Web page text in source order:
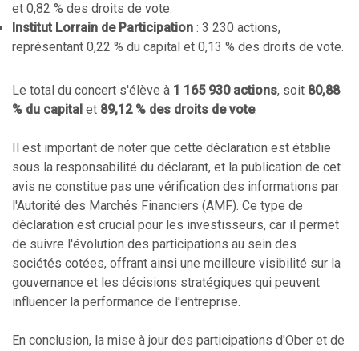
et 0,82 % des droits de vote.
Institut Lorrain de Participation : 3 230 actions,
représentant 0,22 % du capital et 0,13 % des droits de vote.
Le total du concert s'élève à 1 165 930 actions, soit 80,88
% du capital et 89,12 % des droits de vote.
Il est important de noter que cette déclaration est établie
sous la responsabilité du déclarant, et la publication de cet
avis ne constitue pas une vérification des informations par
l'Autorité des Marchés Financiers (AMF). Ce type de
déclaration est crucial pour les investisseurs, car il permet
de suivre l'évolution des participations au sein des
sociétés cotées, offrant ainsi une meilleure visibilité sur la
gouvernance et les décisions stratégiques qui peuvent
influencer la performance de l'entreprise.
En conclusion, la mise à jour des participations d'Ober et de